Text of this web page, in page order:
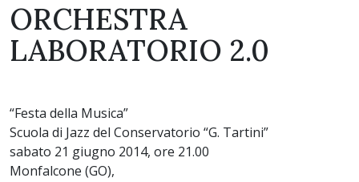
ORCHESTRA
LABORATORIO 2.0
“Festa della Musica”
Scuola di Jazz del Conservatorio “G. Tartini”
sabato 21 giugno 2014, ore 21.00
Monfalcone (GO),